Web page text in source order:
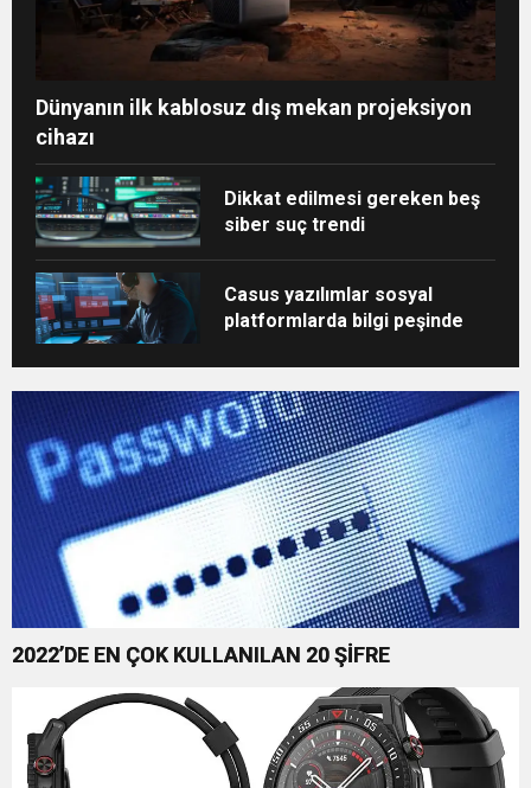
Dünyanın ilk kablosuz dış mekan projeksiyon
cihazı
Dikkat edilmesi gereken beş
siber suç trendi
Casus yazılımlar sosyal
platformlarda bilgi peşinde
2022’DE EN ÇOK KULLANILAN 20 ŞİFRE